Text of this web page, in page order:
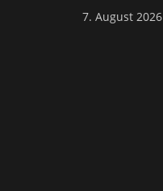
7. August 2026